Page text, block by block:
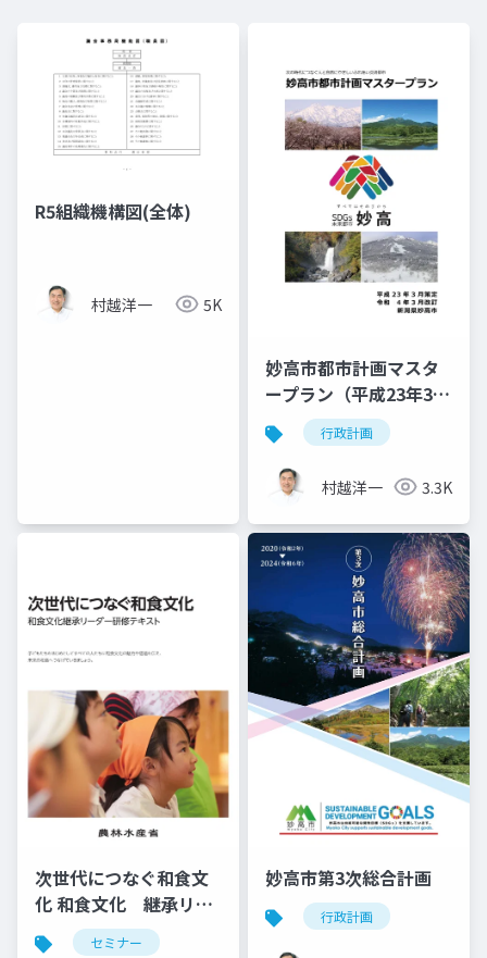
R5組織機構図(全体)
村越洋一 5K
妙高市都市計画マスタ
ープラン（平成23年3月
- 令和4年3月改訂）
行政計画
村越洋一 3.3K
次世代につなぐ和食文
化 和食文化 継承リー
ダー研修テキスト
セミナー
妙高市第3次総合計画
行政計画